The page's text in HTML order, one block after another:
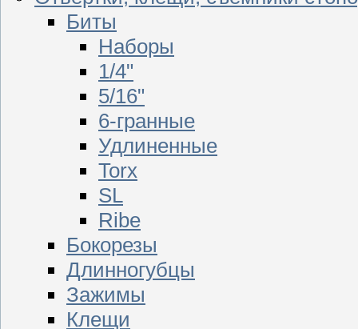
Биты
Наборы
1/4"
5/16"
6-гранные
Удлиненные
Torx
SL
Ribe
Бокорезы
Длинногубцы
Зажимы
Клещи